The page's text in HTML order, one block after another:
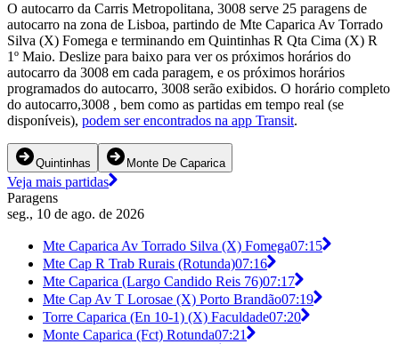
O autocarro da Carris Metropolitana, 3008 serve 25 paragens de
autocarro na zona de Lisboa, partindo de Mte Caparica Av Torrado
Silva (X) Fomega e terminando em Quintinhas R Qta Cima (X) R
1º Maio. Deslize para baixo para ver os próximos horários do
autocarro da 3008 em cada paragem, e os próximos horários
programados do autocarro, 3008 serão exibidos. O horário completo
do autocarro,3008 , bem como as partidas em tempo real (se
disponíveis), podem ser encontrados na app Transit.
Quintinhas Monte De Caparica
Veja mais partidas
Paragens
seg., 10 de ago. de 2026
Mte Caparica Av Torrado Silva (X) Fomega07:15
Mte Cap R Trab Rurais (Rotunda)07:16
Mte Caparica (Largo Candido Reis 76)07:17
Mte Cap Av T Lorosae (X) Porto Brandão07:19
Torre Caparica (En 10-1) (X) Faculdade07:20
Monte Caparica (Fct) Rotunda07:21